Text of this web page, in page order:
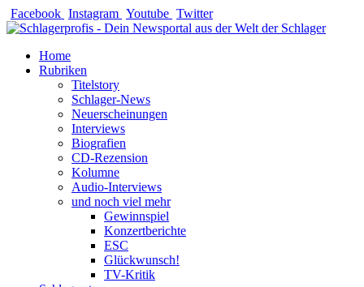
Zum
Inhalt
Facebook Instagram Youtube Twitter
Home
Rubriken
Titelstory
Schlager-News
Neuerscheinungen
Interviews
Biografien
CD-Rezension
Kolumne
Audio-Interviews
und noch viel mehr
Gewinnspiel
Konzertberichte
ESC
Glückwunsch!
TV-Kritik